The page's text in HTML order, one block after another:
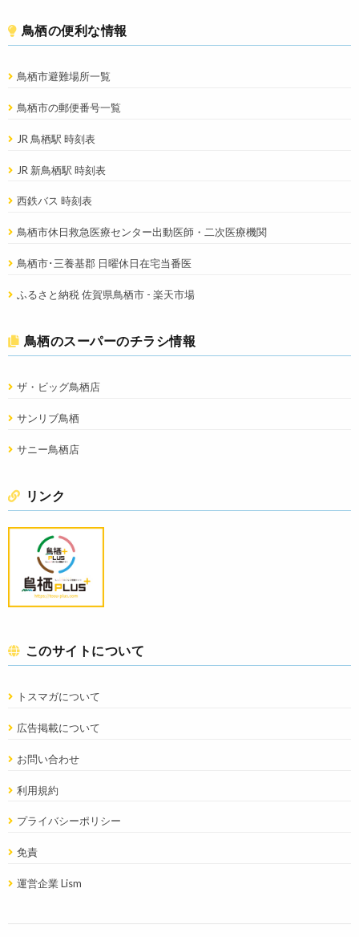
鳥栖の便利な情報
鳥栖市避難場所一覧
鳥栖市の郵便番号一覧
JR 鳥栖駅 時刻表
JR 新鳥栖駅 時刻表
西鉄バス 時刻表
鳥栖市休日救急医療センター出動医師・二次医療機関
鳥栖市･三養基郡 日曜休日在宅当番医
ふるさと納税 佐賀県鳥栖市 - 楽天市場
鳥栖のスーパーのチラシ情報
ザ・ビッグ鳥栖店
サンリブ鳥栖
サニー鳥栖店
リンク
このサイトについて
トスマガについて
広告掲載について
お問い合わせ
利用規約
プライバシーポリシー
免責
運営企業 Lism